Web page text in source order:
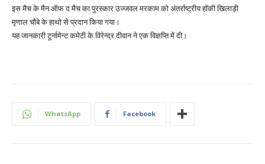
इस मैच के मैन ऑफ द मैच का पुरस्कार उज्जवल मरकाम को अंतर्राष्ट्रीय हॉकी खिलाड़ी
मृणाल चौबे के हाथो से प्रदान किया गया।
यह जानकारी टूर्नामेन्ट कमेटी के विरेन्द्र दीवान ने एक विज्ञप्ति में दी।
WhatsApp Facebook